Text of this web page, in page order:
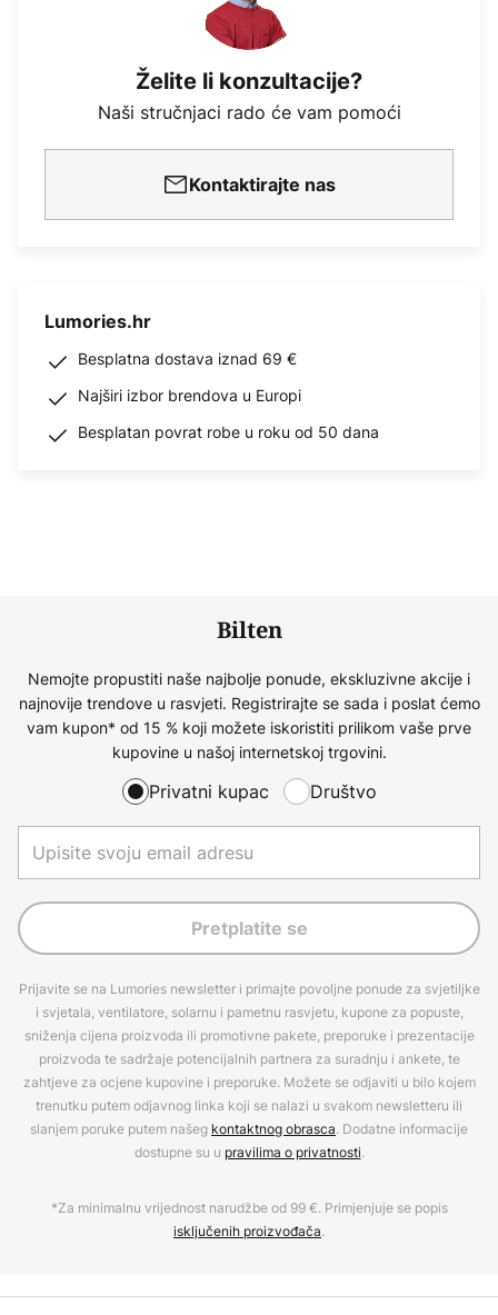
Želite li konzultacije?
Naši stručnjaci rado će vam pomoći
Kontaktirajte nas
Lumories.hr
Besplatna dostava iznad 69 €
Najširi izbor brendova u Europi
Besplatan povrat robe u roku od 50 dana
Bilten
Nemojte propustiti naše najbolje ponude, ekskluzivne akcije i
najnovije trendove u rasvjeti. Registrirajte se sada i poslat ćemo
vam kupon* od 15 % koji možete iskoristiti prilikom vaše prve
kupovine u našoj internetskoj trgovini.
Privatni kupac Društvo
Pretplatite se
Prijavite se na Lumories newsletter i primajte povoljne ponude za svjetiljke
i svjetala, ventilatore, solarnu i pametnu rasvjetu, kupone za popuste,
sniženja cijena proizvoda ili promotivne pakete, preporuke i prezentacije
proizvoda te sadržaje potencijalnih partnera za suradnju i ankete, te
zahtjeve za ocjene kupovine i preporuke. Možete se odjaviti u bilo kojem
trenutku putem odjavnog linka koji se nalazi u svakom newsletteru ili
slanjem poruke putem našeg kontaktnog obrasca. Dodatne informacije
dostupne su u pravilima o privatnosti.
*Za minimalnu vrijednost narudžbe od 99 €. Primjenjuje se popis
isključenih proizvođača.